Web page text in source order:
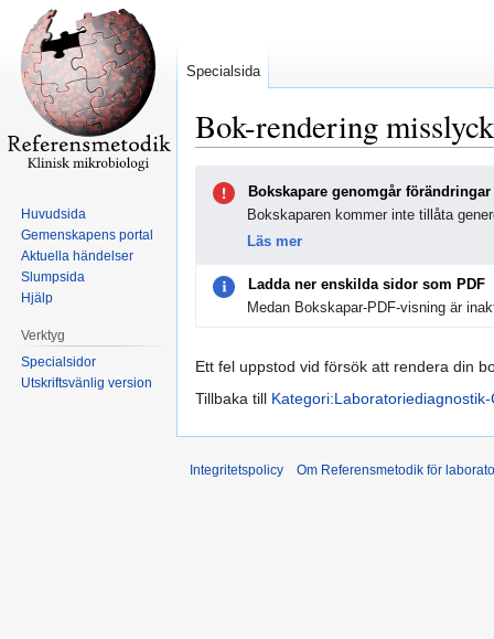
Bok-rendering
navigering
Bokskapare genomgår förändringar
Bokskaparen kommer inte tillåta
Läs mer
Ladda ner enskilda sidor som PDF
Medan Bokskapar-PDF-visning är
Ett fel uppstod vid försök att rendera din
Tillbaka till
Specialsida
Huvudsida
Gemenskapens portal
Aktuella händelser
Slumpsida
Hjälp
Verktyg
Specialsidor
Utskriftsvänlig version
Integritetspolicy Om Referensmetodik för